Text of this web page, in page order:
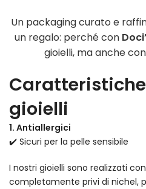
Un packaging curato e
un regalo: perché con
gioielli, ma anche
gioielli
1. Antiallergici
✔️ Sicuri per la pelle sensibile
I nostri gioielli sono realizzati
completamente privi di nichel,